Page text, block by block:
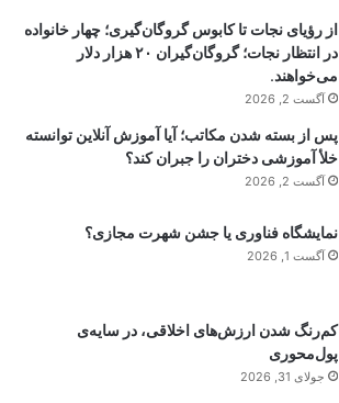
از رؤیای نجات تا کابوس گروگان‌گیری؛ چهار خانواده
در انتظار نجات؛ گروگان‌گیران ۲۰ هزار دلار
می‌خواهند.
آگست 2, 2026
پس از بسته شدن مکاتب؛ آیا آموزش آنلاین توانسته
خلأ آموزشی دختران را جبران کند؟
آگست 2, 2026
نمایشگاه فناوری یا جشن شهرت مجازی؟
آگست 1, 2026
کم‌رنگ شدن ارزش‌های اخلاقی، در سایه‌ی
پول‌محوری
جولای 31, 2026